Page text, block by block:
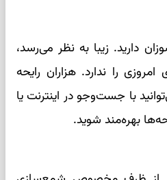
دارید. زیبا به نظر می‌رسد،
را ندارد. هزاران رایحه
با جست‌وجو در اینترنت یا
بهره‌مند شوید.